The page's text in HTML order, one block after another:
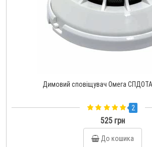
Димовий сповіщувач Омега
2
525 грн
До кошика